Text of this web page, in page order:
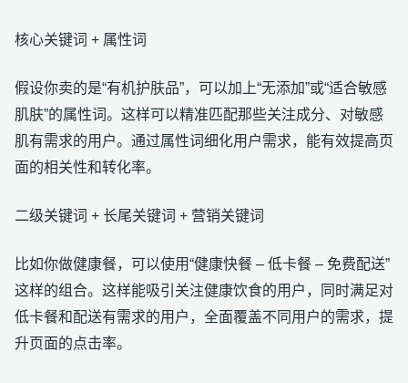
核心关键词 + 属性词
假设你卖的是“有机护肤品”，可以加上“无添加”或“适合敏感
肌肤”的属性词。这样可以精准匹配那些关注成分、对敏感
肌有需求的用户。通过属性词细化用户需求，能有效提高页
面的相关性和转化率。
二级关键词 + 长尾关键词 + 营销关键词
比如你做健康餐，可以使用“健康快餐 – 低卡餐 – 免费配送”
这样的组合。这样能吸引关注健康饮食的用户，同时满足对
低卡餐和配送有需求的用户，全面覆盖不同用户的需求，提
升页面的点击率。